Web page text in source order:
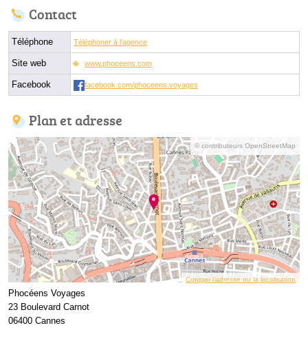
Contact
Téléphone Téléphoner à l'agence
Site web www.phoceens.com
Facebook facebook.com/phoceens.voyages
Plan et adresse
© contributeurs OpenStreetMap
Corriger l’adresse ou la localisation
Phocéens Voyages
23 Boulevard Carnot
06400 Cannes